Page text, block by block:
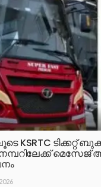
KSRTC ടിക്കറ്റ്
നമ്പറിലേക്ക് മെസേജ്